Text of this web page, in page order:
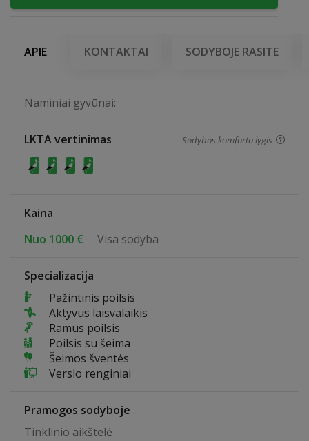
APIE KONTAKTAI SODYBOJE RASITE
Naminiai gyvūnai:
LKTA vertinimas Sodybos komforto lygis
Kaina
Nuo 1000 €
Visa sodyba
Specializacija
Pažintinis poilsis
Aktyvus laisvalaikis
Ramus poilsis
Poilsis su šeima
Šeimos šventės
Verslo renginiai
Pramogos sodyboje
Tinklinio aikštelė